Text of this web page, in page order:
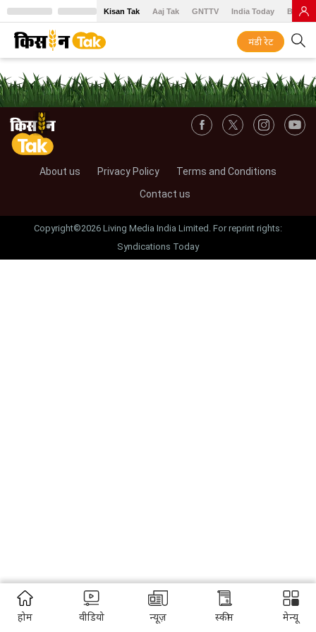
Kisan Tak Aaj Tak GNTTV India Today BT
मंडी रेट
About us Privacy Policy
Terms and Conditions
Contact us
Copyright©2026 Living Media India Limited. For reprint rights:
Syndications Today
होम वीडियो न्यूज़ स्कीम मेन्यू